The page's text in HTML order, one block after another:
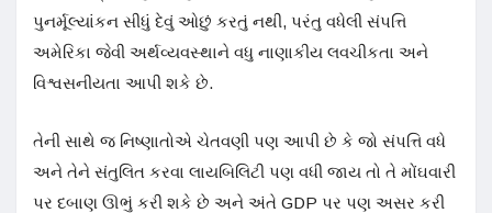
પુનર્મૂલ્યાંકન સીધું દેવું ઓછું કરતું નથી, પરંતુ વધેલી સંપત્તિ
અમેરિકા જેવી અર્થવ્યવસ્થાને વધુ નાણાકીય લવચીકતા અને
વિશ્વસનીયતા આપી શકે છે.
તેની સાથે જ નિષ્ણાતોએ ચેતવણી પણ આપી છે કે જો સંપત્તિ વધે
અને તેને સંતુલિત કરવા લાયબિલિટી પણ વધી જાય તો તે મોંઘવારી
પર દબાણ ઊભું કરી શકે છે અને અંતે GDP પર પણ અસર કરી